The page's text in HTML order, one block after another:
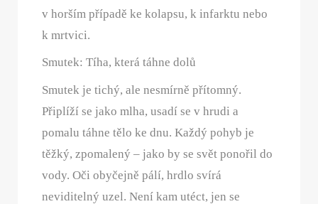
v horším případě ke kolapsu, k infarktu nebo
k mrtvici.
Smutek: Tíha, která táhne dolů
Smutek je tichý, ale nesmírně přítomný.
Připlíží se jako mlha, usadí se v hrudi a
pomalu táhne tělo ke dnu. Každý pohyb je
těžký, zpomalený – jako by se svět ponořil do
vody. Oči obyčejně pálí, hrdlo svírá
neviditelný uzel. Není kam utéct, jen se